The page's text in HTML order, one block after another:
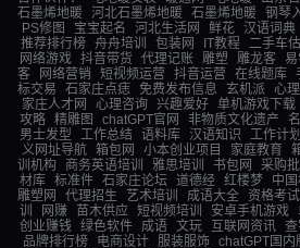
石墨烯地暖
河北石墨烯地暖 石墨烯地暖 钢琴
PS修图
宝宝起名 河北生活网 鲜花 汉语词典
推荐排行榜
舟舟培训 包装网 IT教程 二手车
网络游戏 抖音带货 代理记账 雕塑 雕龙客
客
网络营销 短视频运营 抖音运营 在线题库
标交易
石家庄点痣 免费发布信息 玄机派 心
家庄人才网
心理咨询 兴趣爱好 单机游戏下载
攻略 精雕图 chatGPT官网 非物质文化遗产
男士发型
工作总结 语料库 汉语知识 工作计划
义网址导航 箱包网 小本创业项目 家庭教育
训机构
商务英语培训 雅思培训 书包网 采购
材库
标准件 石家庄论坛 道德经 红楼梦 中
雕塑网
代理招生 艺术培训 成语大全 资格考试
训
网赚 苗木供应 短视频培训 安卓手机游戏
创业赚钱
绿色软件 成语 文玩 互联网资讯
品牌排行榜
电商设计 服装服饰 chatGPT国内